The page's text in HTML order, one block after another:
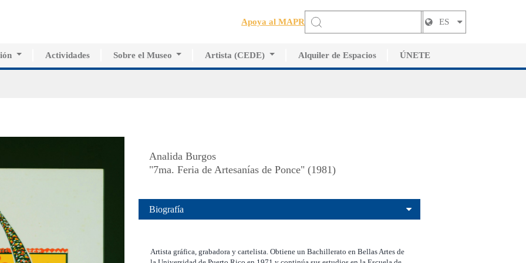
Apoya al MAPR
ES
Innovación Educativa
Actividades Sobre el Museo
Historia del MAPR
Artista (CEDE)
CEDE
Alquiler de Espacios ÚNETE
Analida Burgos
"7ma. Feria de Artesanías de Ponce" (1981)
Biografía
Artista gráfica, grabadora y cartelista. Obtiene un Bachillerato en Bellas Artes de